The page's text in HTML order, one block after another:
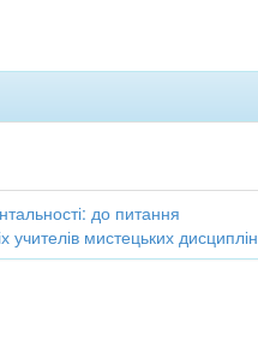
до питання
учителів мистецьких дисциплін